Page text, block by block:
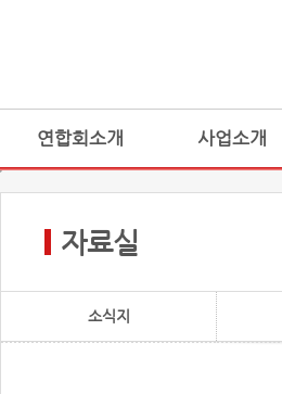
연합회소개 사업소개
자료실
소식지